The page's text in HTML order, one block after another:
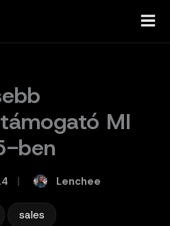
MI
ben
Lenchee
sales